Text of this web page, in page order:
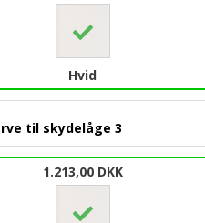
Hvid
til skydelåge 3
1.213,00 DKK